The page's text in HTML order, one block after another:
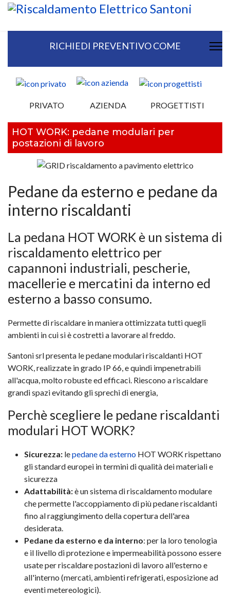
RICHIEDI PREVENTIVO COME
PRIVATO AZIENDA PROGETTISTI
HOT WORK: pedane modulari per
postazioni di lavoro
Pedane da esterno e pedane da
interno riscaldanti
La pedana HOT WORK è un sistema di
riscaldamento elettrico per
capannoni industriali, pescherie,
macellerie e mercatini da interno ed
esterno a basso consumo.
Permette di riscaldare in maniera ottimizzata tutti quegli
ambienti in cui si è costretti a lavorare al freddo.
Santoni srl presenta le pedane modulari riscaldanti HOT
WORK, realizzate in grado IP 66, e quindi impenetrabili
all'acqua, molto robuste ed efficaci. Riescono a riscaldare
grandi spazi evitando gli sprechi di energia,
Perchè scegliere le pedane riscaldanti
modulari HOT WORK?
Sicurezza: lepedane da esterno HOT WORK rispettano
gli standard europei in termini di qualità dei materiali e
sicurezza
Adattabilità:è un sistema di riscaldamento modulare
che permette l'accoppiamento di più pedane riscaldanti
fino al raggiungimento della copertura dell'area
desiderata.
Pedane da esterno e da interno: per la loro tenologia
e il livello di protezione e impermeabilità possono essere
usate per riscaldare postazioni di lavoro all'esterno e
all'interno (mercati, ambienti refrigerati, esposizione ad
eventi metereologici).